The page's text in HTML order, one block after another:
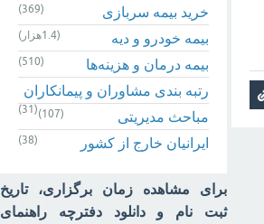
خرید بیمه سربازی (369)
بیمه خودرو و دیه (1.4هزار)
بیمه درمان و هزینه‌ها (510)
رتبه بندی مشاوران و پیمانکاران
(31) مباحث مدیریتی (107)
ایرانیان خارج از کشور (38)
برای مشاهده زمان برگزاری، تاریخ
ثبت نام و دانلود دفترچه راهنمای